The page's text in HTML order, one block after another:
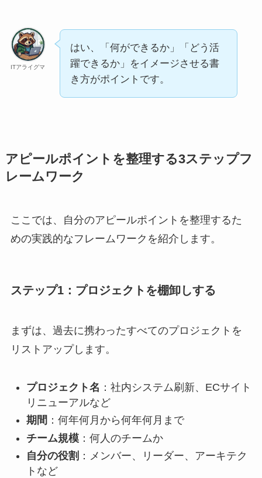
ITアライグマ
はい、「何ができるか」「どう活
躍できるか」をイメージさせる書
き方がポイントです。
アピールポイントを整理する3ステップフ
レームワーク
ここでは、自分のアピールポイントを整理するた
めの実践的なフレームワークを紹介します。
ステップ1：プロジェクトを棚卸しする
まずは、過去に携わったすべてのプロジェクトを
リストアップします。
プロジェクト名 ：社内システム刷新、ECサイト
リニューアルなど
期間 ：何年何月から何年何月まで
チーム規模：何人のチームか
自分の役割 ：メンバー、リーダー、アーキテク
トなど